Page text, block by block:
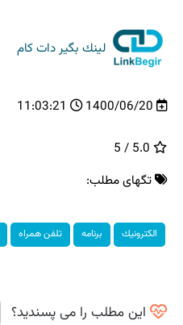
لینك بگیر دات كام
1400/06/20
11:03:21
تگهای مطلب:
الكترونیك برنامه تلفن همراه
این مطلب را می پسندید؟